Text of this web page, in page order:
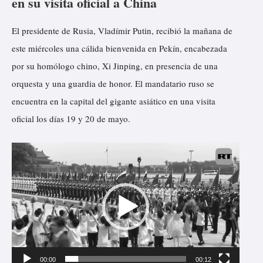
d
e
v
í
d
e
o
El presidente de Rusia, Vladímir Putin, recibió la mañana de
este miércoles una cálida bienvenida en Pekín, encabezada
por su homólogo chino, Xi Jinping, en presencia de una
orquesta y una guardia de honor. El mandatario ruso se
encuentra en la capital del gigante asiático en una visita
oficial los días 19 y 20 de mayo.
R
e
p
r
o
d
00:00 00:12